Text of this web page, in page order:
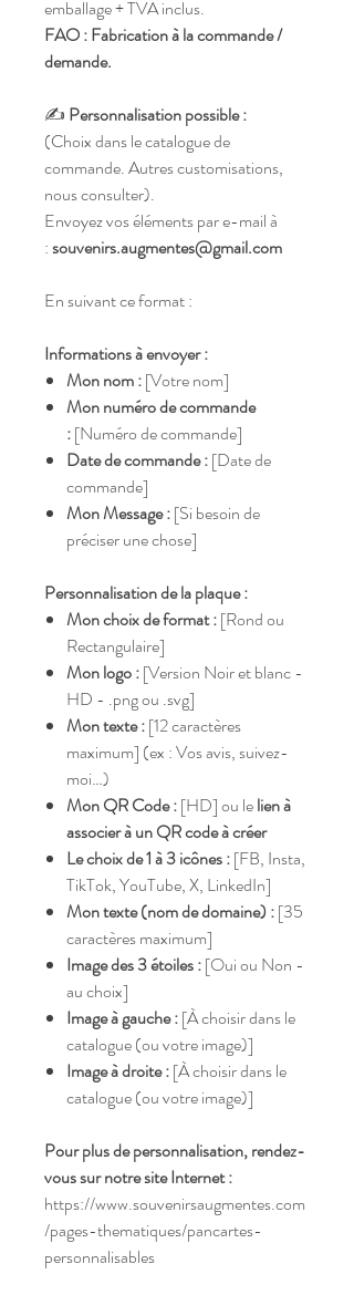
emballage + TVA inclus.
FAO : Fabrication à la commande /
demande.
✍️ Personnalisation possible :
(Choix dans le catalogue de
commande. Autres customisations,
nous consulter).
Envoyez vos éléments par e-mail à
:souvenirs.augmentes@gmail.com
En suivant ce format :
Informations à envoyer :
Mon nom :[Votre nom]
Mon numéro de commande
:[Numéro de commande]
Date de commande :[Date de
commande]
Mon Message :[Si besoin de
préciser une chose]
Personnalisation de la plaque :
Mon choix de format :[Rond ou
Rectangulaire]
Mon logo :[Version Noir et blanc -
HD - .png ou .svg]
Mon texte :[12 caractères
maximum] (ex : Vos avis, suivez-
moi…)
Mon QR Code :[HD] ou lelien à
associer à un QR code à créer
Le choix de 1 à 3 icônes :[FB, Insta,
TikTok, YouTube, X, LinkedIn]
Mon texte (nom de domaine) :[35
caractères maximum]
Image des 3 étoiles :[Oui ou Non -
au choix]
Image à gauche :[À choisir dans le
catalogue (ou votre image)]
Image à droite :[À choisir dans le
catalogue (ou votre image)]
Pour plus de personnalisation, rendez-
vous sur notre site Internet :
https://www.souvenirsaugmentes.com
/pages-thematiques/pancartes-
personnalisables